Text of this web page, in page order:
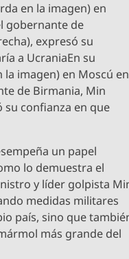
en la imagen) en
gobernante de
expresó su
a UcraniaEn su
imagen) en Moscú en
de Birmania, Min
su confianza en que
un papel
lo demuestra el
y líder golpista
medidas militares
país, sino que
más grande del